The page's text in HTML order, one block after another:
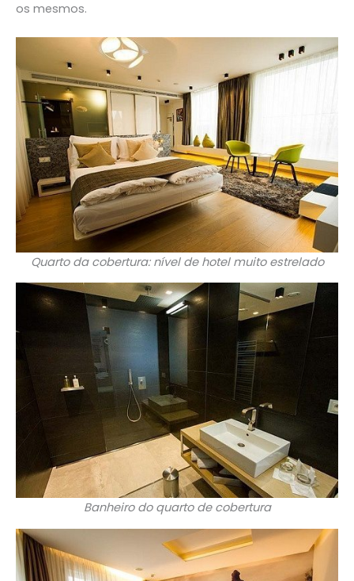
os mesmos.
Quarto da cobertura: nível de hotel muito estrelado
Banheiro do quarto de cobertura